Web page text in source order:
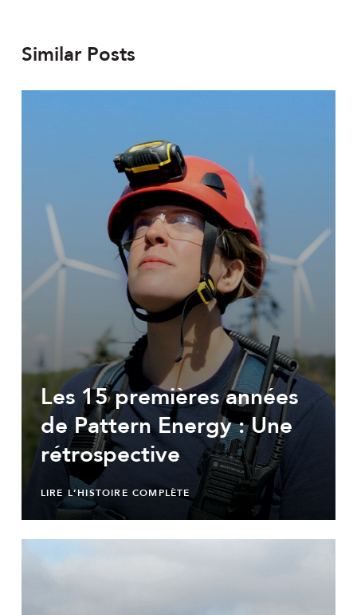
Similar Posts
Les 15 premières années
de Pattern Energy : Une
rétrospective
LIRE L’HISTOIRE COMPLÈTE